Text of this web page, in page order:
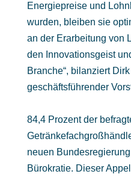
Energiepreise und
wurden, bleiben sie
an der Erarbeitung von
den Innovationsgeist
Branche“, bilanziert
geschäftsführender
84,4 Prozent der
neuen
Bürokratie. Dieser